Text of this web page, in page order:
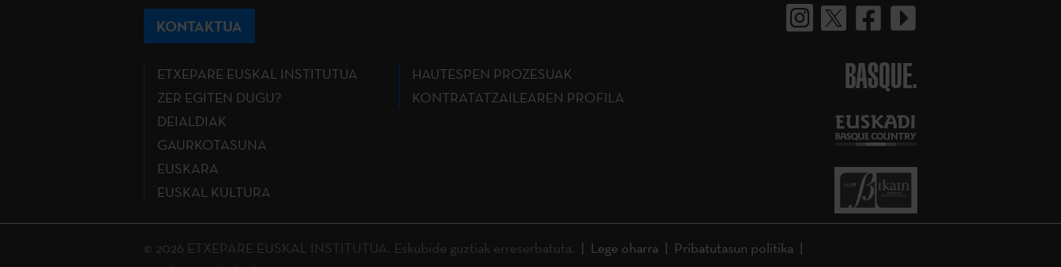
KONTAKTUA
ETXEPARE EUSKAL INSTITUTUA
ZER EGITEN DUGU?
DEIALDIAK
GAURKOTASUNA
EUSKARA
EUSKAL KULTURA
HAUTESPEN PROZESUAK
KONTRATATZAILEAREN PROFILA
BASQUE.
© 2026 ETXEPARE EUSKAL INSTITUTUA. Eskubide guztiak erreserbatuta. Lege oharra
Pribatutasun politika